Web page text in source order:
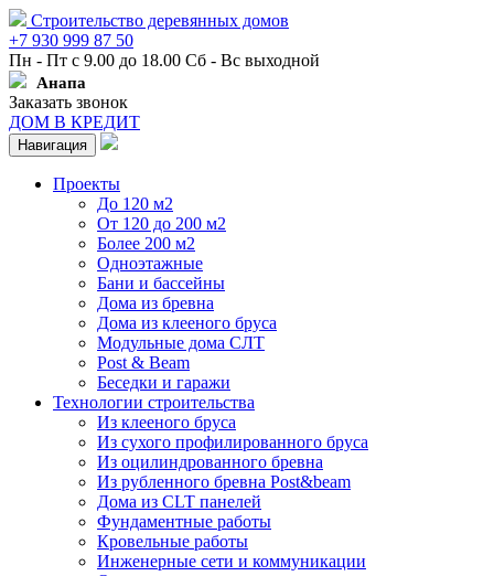
Строительство деревянных домов
+7 930 999 87 50
Пн - Пт с 9.00 до 18.00 Сб - Вс выходной
Анапа
Заказать звонок
ДОМ В КРЕДИТ
Навигация
Проекты
До 120 м2
От 120 до 200 м2
Более 200 м2
Одноэтажные
Бани и бассейны
Дома из бревна
Дома из клееного бруса
Модульные дома СЛТ
Post & Beam
Беседки и гаражи
Технологии строительства
Из клееного бруса
Из сухого профилированного бруса
Из оцилиндрованного бревна
Из рубленного бревна Post&beam
Дома из CLT панелей
Фундаментные работы
Кровельные работы
Инженерные сети и коммуникации